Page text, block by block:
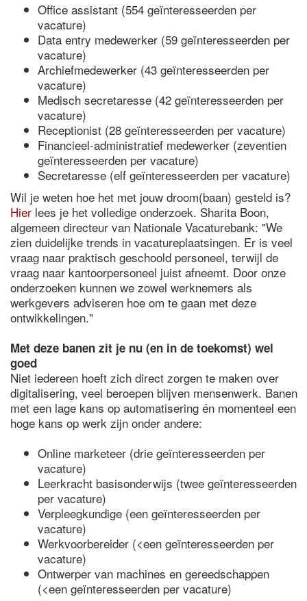
Office assistant (554 geïnteresseerden per
vacature)
Data entry medewerker (59 geïnteresseerden per
vacature)
Archiefmedewerker (43 geïnteresseerden per
vacature)
Medisch secretaresse (42 geïnteresseerden per
vacature)
Receptionist (28 geïnteresseerden per vacature)
Financieel-administratief medewerker (zeventien
geïnteresseerden per vacature)
Secretaresse (elf geïnteresseerden per vacature)
Wil je weten hoe het met jouw droom(baan) gesteld is?
Hier lees je het volledige onderzoek. Sharita Boon,
algemeen directeur van Nationale Vacaturebank: "We
zien duidelijke trends in vacatureplaatsingen. Er is veel
vraag naar praktisch geschoold personeel, terwijl de
vraag naar kantoorpersoneel juist afneemt. Door onze
onderzoeken kunnen we zowel werknemers als
werkgevers adviseren hoe om te gaan met deze
ontwikkelingen."
Met deze banen zit je nu (en in de toekomst) wel
goed
Niet iedereen hoeft zich direct zorgen te maken over
digitalisering, veel beroepen blijven mensenwerk. Banen
met een lage kans op automatisering én momenteel een
hoge kans op werk zijn onder andere:
Online marketeer (drie geïnteresseerden per
vacature)
Leerkracht basisonderwijs (twee geïnteresseerden
per vacature)
Verpleegkundige (een geïnteresseerden per
vacature)
Werkvoorbereider (<een geïnteresseerden per
vacature)
Ontwerper van machines en gereedschappen
(<een geïnteresseerden per vacature)